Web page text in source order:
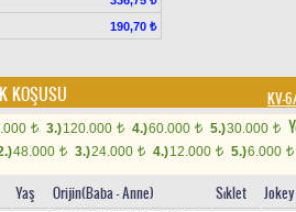
190,70 ₺
KOŞUSU KV-
t 3.)120.000 t 4.)60.000 t 5.)30.000 t
48.000 t 3.)24.000 t 4.)12.000 t 5.)6.000 t
Yaş Orijin(Baba - Anne) Sıklet Jokey